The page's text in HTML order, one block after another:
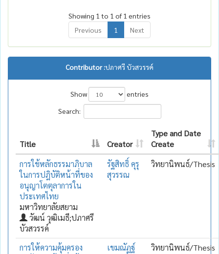
Showing 1 to 1 of 1 entries
Previous
1 Next
Contributor :ปภาศรี บัวสวรรค์
Show
entries
Search:
Title Creator
Type and Date
Create
การใช้หลักธรรมาภิบาล
ในการปฎิบัติหน้าที่ของ
อนุญาโตตุลาการใน
ประเทศไทย
มหาวิทยาลัยสยาม
วัฒน์ วุฒิเมธี;ปภาศรี
บัวสวรรค์
รัฐสิทธิ์ คุรุ
สุวรรณ
วิทยานิพนธ์/Thesis
การให้ความคุ้มครอง
เขมณัฏฐ์
วิทยานิพนธ์/Thesis